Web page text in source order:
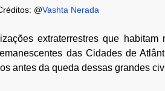
@Vashta Nerada
extraterrestres que habitam
das Cidades de
antes da queda dessas grandes